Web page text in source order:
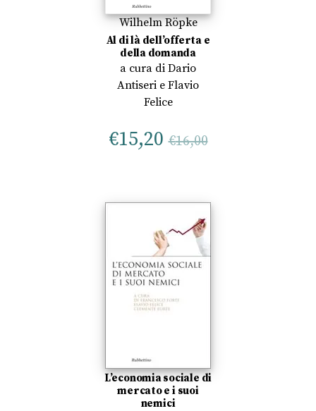
Wilhelm Röpke
Al di là dell’offerta e
della domanda
a cura di Dario
Antiseri e Flavio
Felice
€15,20 €16,00
L’economia sociale di
mercato e i suoi
nemici